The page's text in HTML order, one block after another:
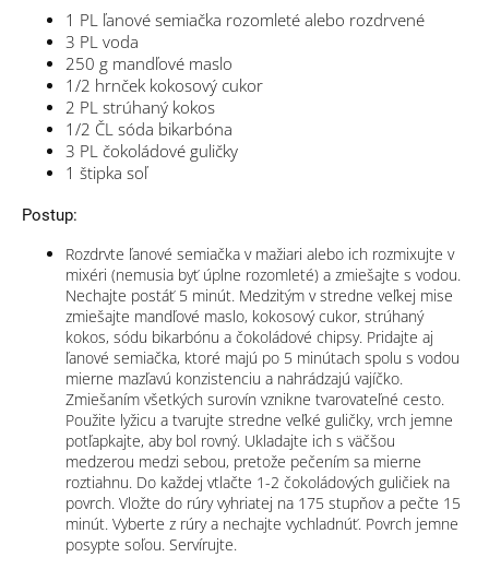
1 PL ľanové semiačka rozomleté alebo rozdrvené
3 PL voda
250 g mandľové maslo
1/2 hrnček kokosový cukor
2 PL strúhaný kokos
1/2 ČL sóda bikarbóna
3 PL čokoládové guličky
1 štipka soľ
Postup:
Rozdrvte ľanové semiačka v mažiari alebo ich rozmixujte v
mixéri (nemusia byť úplne rozomleté) a zmiešajte s vodou.
Nechajte postáť 5 minút. Medzitým v stredne veľkej mise
zmiešajte mandľové maslo, kokosový cukor, strúhaný
kokos, sódu bikarbónu a čokoládové chipsy. Pridajte aj
ľanové semiačka, ktoré majú po 5 minútach spolu s vodou
mierne mazľavú konzistenciu a nahrádzajú vajíčko.
Zmiešaním všetkých surovín vznikne tvarovateľné cesto.
Použite lyžicu a tvarujte stredne veľké guličky, vrch jemne
potľapkajte, aby bol rovný. Ukladajte ich s väčšou
medzerou medzi sebou, pretože pečením sa mierne
roztiahnu. Do každej vtlačte 1-2 čokoládových guličiek na
povrch. Vložte do rúry vyhriatej na 175 stupňov a pečte 15
minút. Vyberte z rúry a nechajte vychladnúť. Povrch jemne
posypte soľou. Servírujte.